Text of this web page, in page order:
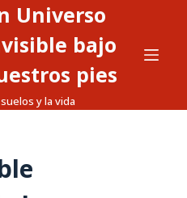
Universo
bajo
pies
y la vida